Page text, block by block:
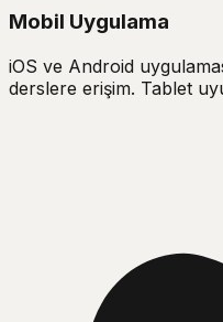
Mobil Uygulama
iOS ve Android
derslere erişim. Tablet